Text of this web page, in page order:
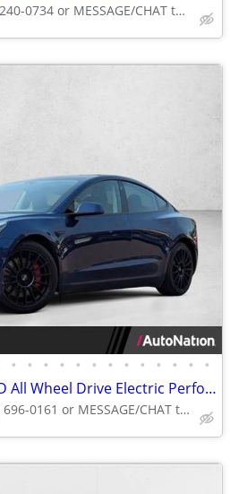
Call (866) 240-0734 or MESSAGE/CHAT to confirm availability
• • • • • • • • • • • • •
2020 Tesla Model 3 AWD All Wheel Drive Electric Performance Sedan
Call (855) 696-0161 or MESSAGE/CHAT to confirm availability